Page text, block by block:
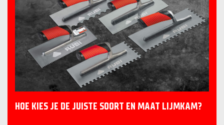
HOE KIES JE DE JUISTE SOORT EN MAAT LIJMKAM?